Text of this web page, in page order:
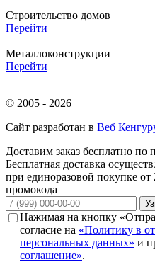
Строительство домов
Перейти
Металлоконструкции
Перейти
© 2005 - 2026
Сайт разработан в Веб
Доставим заказ бесплатно по
Бесплатная доставка
при единоразовой покупке
промокода
Нажимая на кнопку
согласие на «Политику в
персональных данных» и
соглашение».